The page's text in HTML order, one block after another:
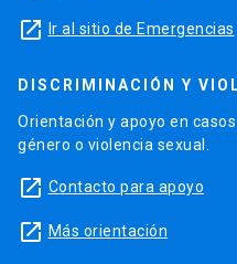
launch Ir al sitio de Emergencias
DISCRIMINACIÓN Y
Orientación y apoyo en
género o violencia sexual.
launch Contacto para apoyo
launch Más orientación